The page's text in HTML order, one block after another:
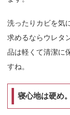
洗ったりカビを気
求めるならウレタ
品は軽くて清潔に
すね。
寝心地は硬め